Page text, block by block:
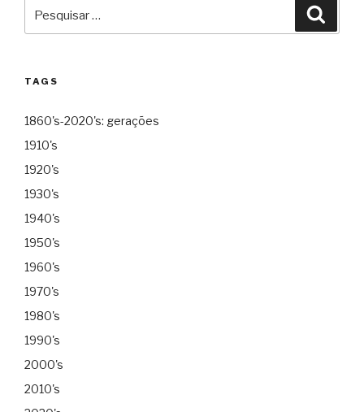
por:
TAGS
1860's-2020's: gerações
1910's
1920's
1930's
1940's
1950's
1960's
1970's
1980's
1990's
2000's
2010's